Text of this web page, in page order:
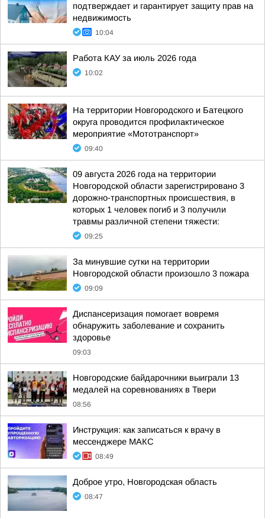
подтверждает и гарантирует защиту прав на
недвижимость
10:04
Работа КАУ за июль 2026 года
10:02
На территории Новгородского и Батецкого
округа проводится профилактическое
мероприятие «Мототранспорт»
09:40
09 августа 2026 года на территории
Новгородской области зарегистрировано 3
дорожно-транспортных происшествия, в
которых 1 человек погиб и 3 получили
травмы различной степени тяжести:
09:25
За минувшие сутки на территории
Новгородской области произошло 3 пожара
09:09
Диспансеризация помогает вовремя
обнаружить заболевание и сохранить
здоровье
09:03
Новгородские байдарочники выиграли 13
медалей на соревнованиях в Твери
08:56
Инструкция: как записаться к врачу в
мессенджере МАКС
08:49
Доброе утро, Новгородская область
08:47